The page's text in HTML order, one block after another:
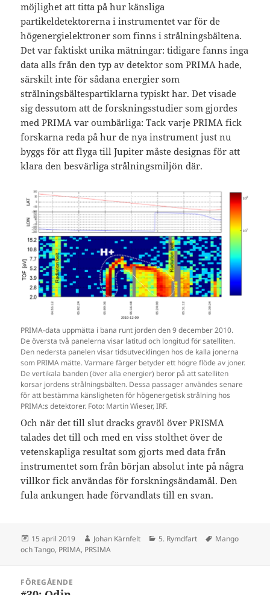
möjlighet att titta på hur känsliga
partikeldetektorerna i instrumentet var för de
högenergielektroner som finns i strålningsbältena.
Det var faktiskt unika mätningar: tidigare fanns inga
data alls från den typ av detektor som PRIMA hade,
särskilt inte för sådana energier som
strålningsbältespartiklarna typiskt har. Det visade
sig dessutom att de forskningsstudier som gjordes
med PRIMA var oumbärliga: Tack varje PRIMA fick
forskarna reda på hur de nya instrument just nu
byggs för att flyga till Jupiter måste designas för att
klara den besvärliga strålningsmiljön där.
PRIMA-data uppmätta i bana runt jorden den 9 december 2010.
De översta två panelerna visar latitud och longitud för satelliten.
Den nedersta panelen visar tidsutvecklingen hos de kalla jonerna
som PRIMA mätte. Varmare färger betyder ett högre flöde av joner.
De vertikala banden (över alla energier) beror på att satelliten
korsar jordens strålningsbälten. Dessa passager användes senare
för att bestämma känsligheten för högenergetisk strålning hos
PRIMA:s detektorer. Foto: Martin Wieser, IRF.
Och när det till slut dracks gravöl över PRISMA
talades det till och med en viss stolthet över de
vetenskapliga resultat som gjorts med data från
instrumentet som från början absolut inte på några
villkor fick användas för forskningsändamål. Den
fula ankungen hade förvandlats till en svan.
Postat
15 april 2019 Författare
Johan Kärnfelt Kategorier
5. Rymdfart Taggar
Mango
och Tango, PRIMA, PRSIMA
FÖREGÅENDE